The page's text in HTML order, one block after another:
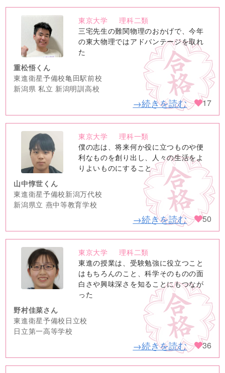
no
image
東京大学
理科二類
三宅先生の難関物理のおかげで、今年
の東大物理ではアドバンテージを取れ
た
重松悟くん
東進衛星予備校亀田駅前校
新潟県 私立 新潟明訓高校
→続きを読む 17
no
image
東京大学
理科一類
僕の志は、将来何か役に立つものや便
利なものを創り出し、人々の生活をよ
りよいものにすること
山中惇世くん
東進衛星予備校新潟万代校
新潟県立 燕中等教育学校
→続きを読む 50
no
image
東京大学
理科二類
東進の授業は、受験勉強に役立つこと
はもちろんのこと、科学そのものの面
白さや興味深さを知ることにもつなが
った
野村佳菜さん
東進衛星予備校日立校
日立第一高等学校
→続きを読む 36